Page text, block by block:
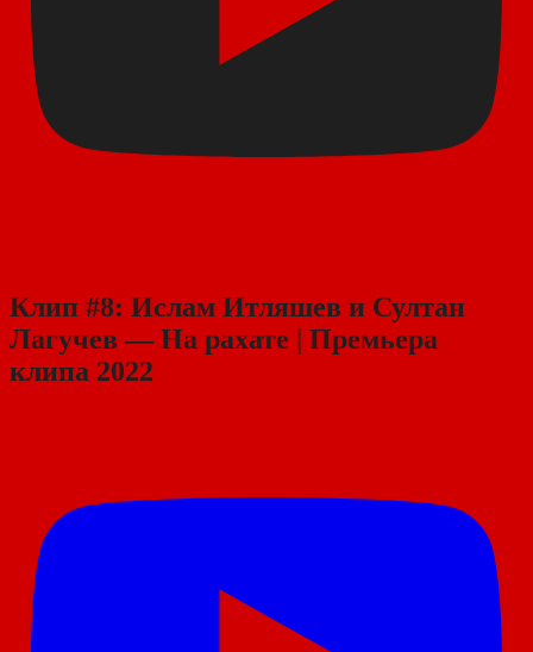
Клип #8: Ислам Итляшев и Султан
Лагучев — На рахате | Премьера
клипа 2022